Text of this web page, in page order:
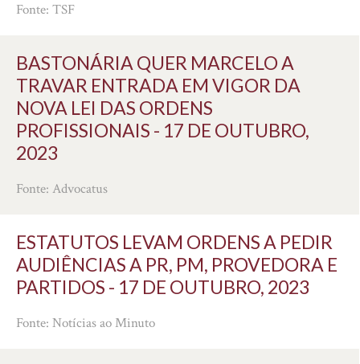
Fonte: TSF
BASTONÁRIA QUER MARCELO A
TRAVAR ENTRADA EM VIGOR DA
NOVA LEI DAS ORDENS
PROFISSIONAIS - 17 DE OUTUBRO,
2023
Fonte: Advocatus
ESTATUTOS LEVAM ORDENS A PEDIR
AUDIÊNCIAS A PR, PM, PROVEDORA E
PARTIDOS - 17 DE OUTUBRO, 2023
Fonte: Notícias ao Minuto